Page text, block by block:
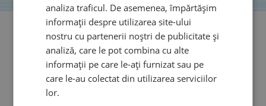
analiza traficul. De asemenea, împărtășim
informații despre utilizarea site-ului
nostru cu partenerii noștri de publicitate și
analiză, care le pot combina cu alte
informații pe care le-ați furnizat sau pe
care le-au colectat din utilizarea serviciilor
lor.